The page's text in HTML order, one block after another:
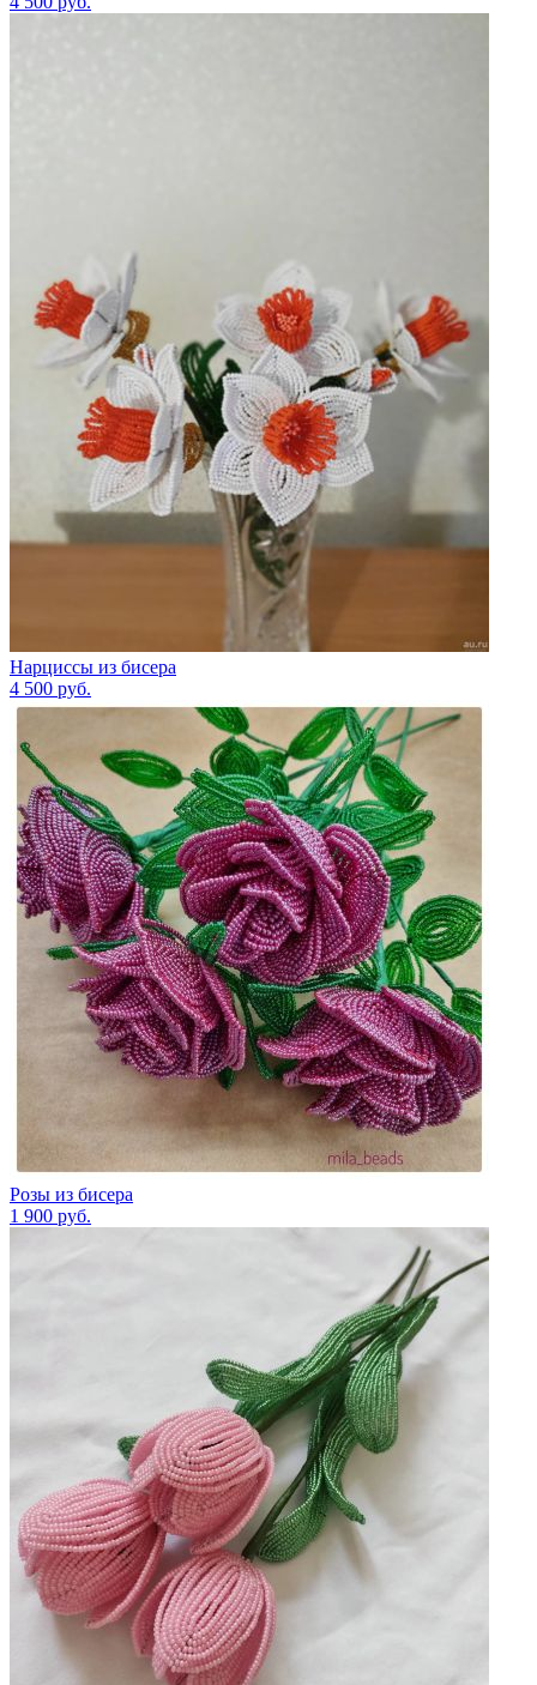
Нарциссы из бисера
4 500 руб.
Розы из бисера
1 900 руб.